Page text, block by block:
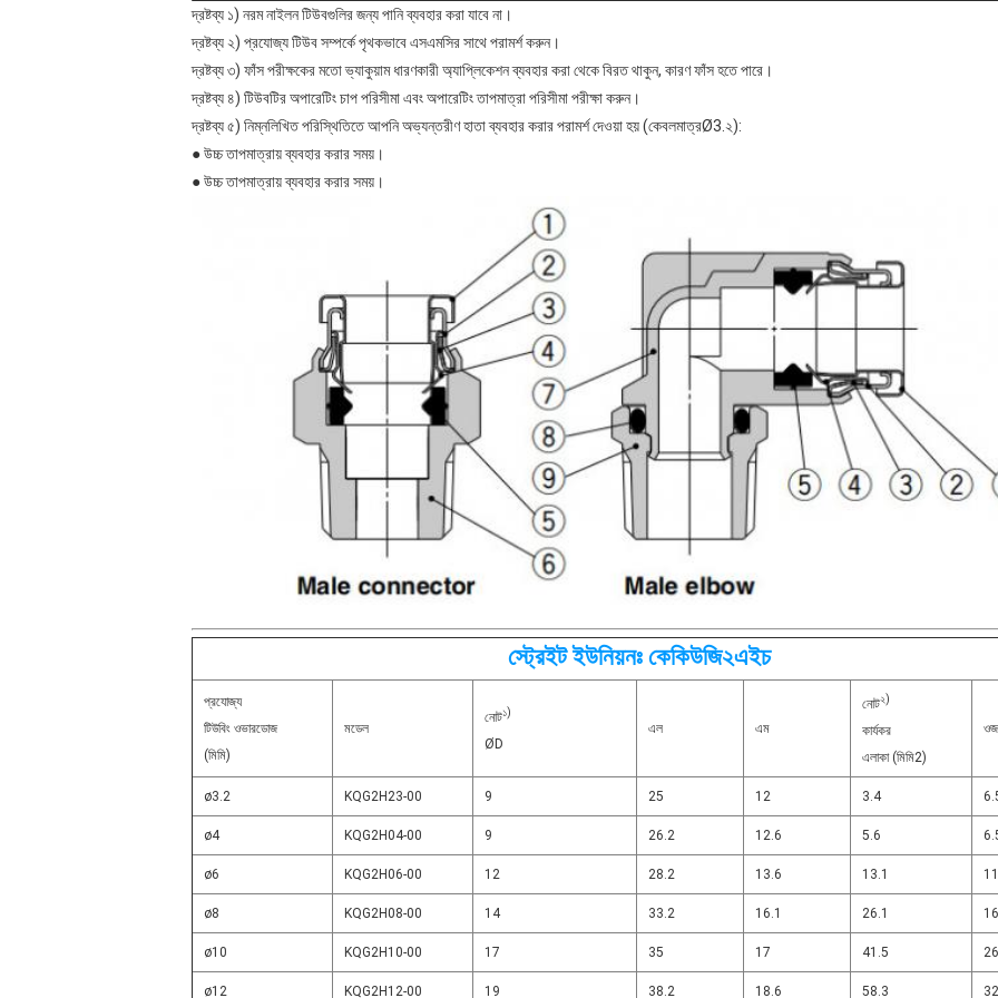
দ্রষ্টব্য ১) নরম নাইলন টিউবগুলির জন্য পানি ব্যবহার করা যাবে না।
দ্রষ্টব্য ২) প্রযোজ্য টিউব সম্পর্কে পৃথকভাবে এসএমসির সাথে পরামর্শ করুন।
দ্রষ্টব্য ৩) ফাঁস পরীক্ষকের মতো ভ্যাকুয়াম ধারণকারী অ্যাপ্লিকেশন ব্যবহার করা থেকে বিরত থাকুন, কারণ ফাঁস হতে পারে।
দ্রষ্টব্য ৪) টিউবটির অপারেটিং চাপ পরিসীমা এবং অপারেটিং তাপমাত্রা পরিসীমা পরীক্ষা করুন।
দ্রষ্টব্য ৫) নিম্নলিখিত পরিস্থিতিতে আপনি অভ্যন্তরীণ হাতা ব্যবহার করার পরামর্শ দেওয়া হয় (কেবলমাত্রØ3.২):
● উচ্চ তাপমাত্রায় ব্যবহার করার সময়।
● উচ্চ তাপমাত্রায় ব্যবহার করার সময়।
স্ট্রেইট ইউনিয়নঃ কেকিউজি২এইচ
প্রযোজ্য
টিউবিং ওভারডোজ
(মিমি)
মডেল
নোট১)
ØD
এল এম
নোট২)
কার্যকর
এলাকা (মিমি2)
ø3.2 KQG2H23-00 9 25 12 3.4
ø4 KQG2H04-00 9 26.2 12.6 5.6
ø6 KQG2H06-00 12 28.2 13.6 13.1
ø8 KQG2H08-00 14 33.2 16.1 26.1
ø10 KQG2H10-00 17 35 17 41.5 26
ø12 KQG2H12-00 19 38.2 18.6 58.3